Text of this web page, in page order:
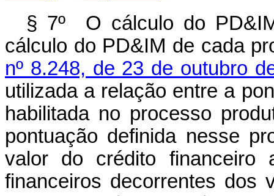
§ 7º O cálculo do
cálculo do PD&IM de cada
nº 8.248, de 23 de outubro
utilizada a relação entre a
habilitada no processo
pontuação definida nesse
valor do crédito financeiro
financeiros decorrentes dos